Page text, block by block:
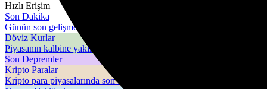
Hızlı Erişim
Son Dakika
Günün son gelişmelerine yakından bakın.
Döviz Kurlar
Piyasanın kalbine yakından göz atın.
Son Depremler
Kripto Paralar
Kripto para piyasalarında son durum!